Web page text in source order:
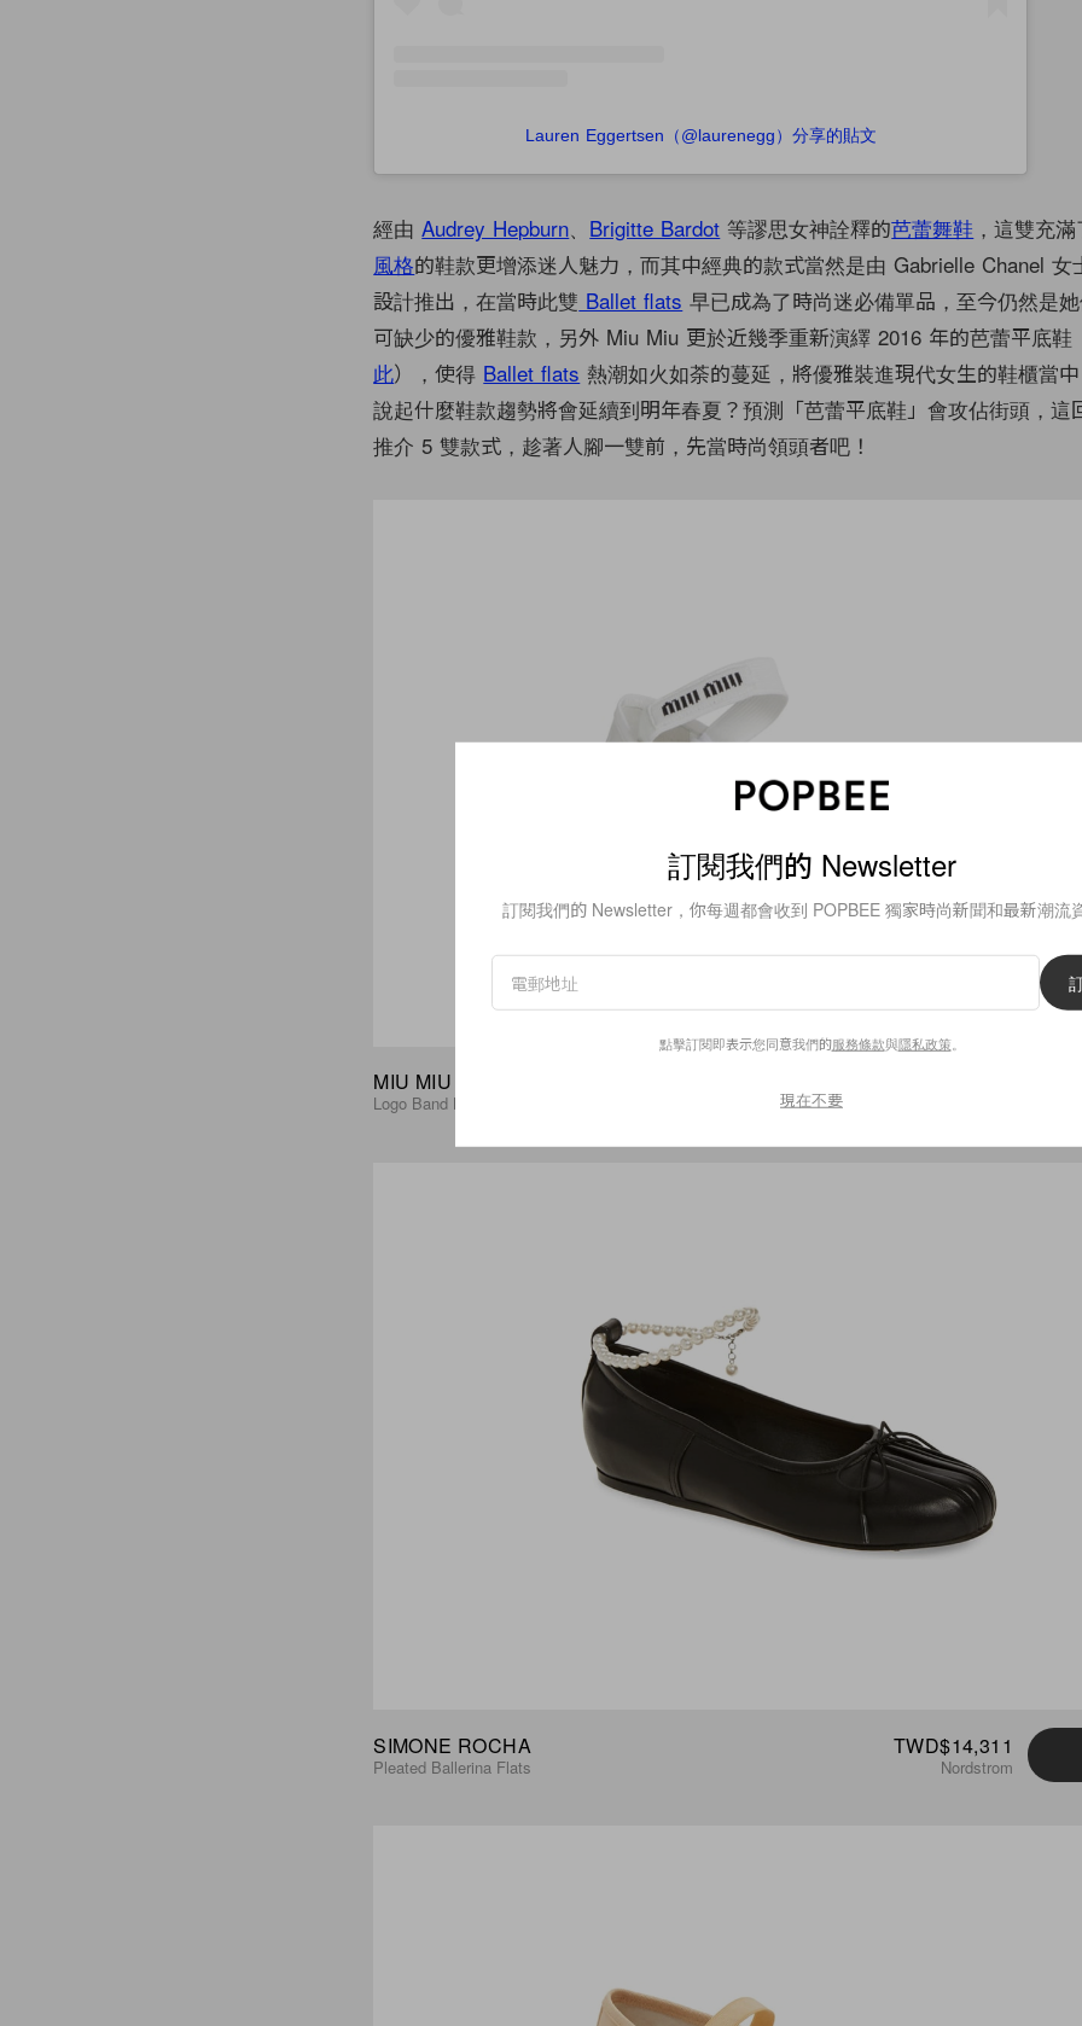
Lauren Eggertsen（@laurenegg）分享的貼文
經由Audrey Hepburn Brigitte Bardot 等謬思女神詮釋的芭蕾舞鞋 ，這雙充
風格的鞋款更增添迷人魅力，而其中經典的款式當然是由 Gabrielle Chanel 女
設計推出，在當時此雙 Ballet flats 早已成為了時尚迷必備單品，至今仍然是
可缺少的優雅鞋款，另外 Miu Miu 更於近幾季重新演繹 2016 年的芭蕾平底鞋
此），使得 Ballet flats 熱潮如火如荼的蔓延，將優雅裝進現代女生的鞋櫃當
說起什麼鞋款趨勢將會延續到明年春夏？預測「芭蕾平底鞋」會攻佔街頭，這
推介 5 雙款式，趁著人腳一雙前，先當時尚領頭者吧！
MIU MIU
Logo Band Ballet Flat
SIMONE ROCHA
Pleated Ballerina Flats
TWD$14,311
Nordstrom
訂閱我們的 Newsletter
訂閱我們的 Newsletter，你每週都會收到 POPBEE 獨家時尚新聞和最新潮流資
點擊訂閱即表示您同意我們的服務條款與隱私政策。
現在不要